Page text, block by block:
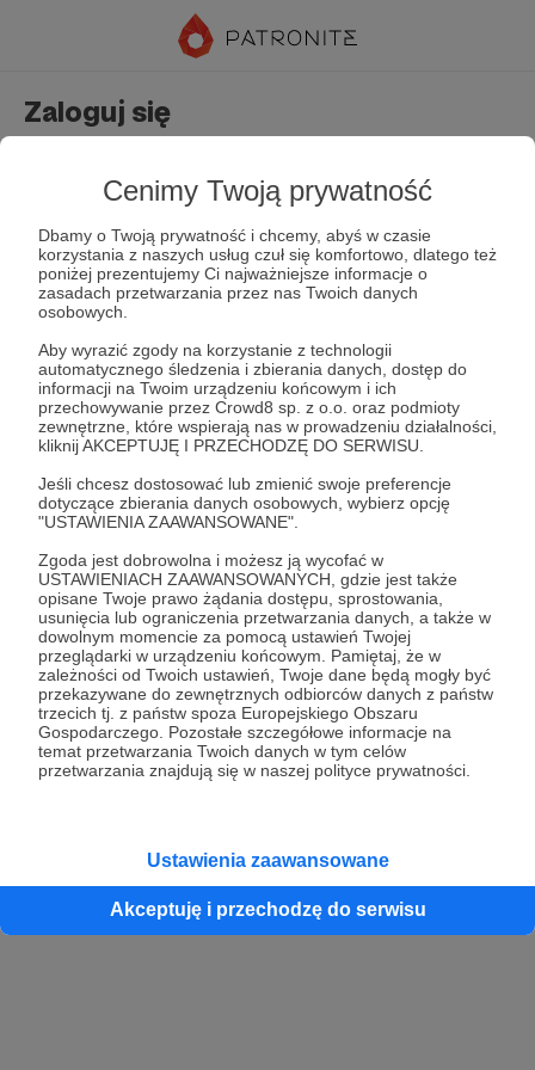
Cenimy Twoją prywatność
Dbamy o Twoją prywatność i chcemy, abyś w czasie
korzystania z naszych usług czuł się komfortowo, dlatego też
poniżej prezentujemy Ci najważniejsze informacje o
zasadach przetwarzania przez nas Twoich danych
osobowych.
Aby wyrazić zgody na korzystanie z technologii
automatycznego śledzenia i zbierania danych, dostęp do
informacji na Twoim urządzeniu końcowym i ich
przechowywanie przez Crowd8 sp. z o.o. oraz podmioty
zewnętrzne, które wspierają nas w prowadzeniu działalności,
kliknij AKCEPTUJĘ I PRZECHODZĘ DO SERWISU.
Jeśli chcesz dostosować lub zmienić swoje preferencje
dotyczące zbierania danych osobowych, wybierz opcję
"USTAWIENIA ZAAWANSOWANE".
Zgoda jest dobrowolna i możesz ją wycofać w
USTAWIENIACH ZAAWANSOWANYCH, gdzie jest także
opisane Twoje prawo żądania dostępu, sprostowania,
usunięcia lub ograniczenia przetwarzania danych, a także w
dowolnym momencie za pomocą ustawień Twojej
przeglądarki w urządzeniu końcowym. Pamiętaj, że w
zależności od Twoich ustawień, Twoje dane będą mogły być
przekazywane do zewnętrznych odbiorców danych z państw
trzecich tj. z państw spoza Europejskiego Obszaru
Gospodarczego. Pozostałe szczegółowe informacje na
temat przetwarzania Twoich danych w tym celów
przetwarzania znajdują się w naszej polityce prywatności.
Ustawienia zaawansowane
Akceptuję i przechodzę do serwisu
Zaloguj się
Zapamiętaj mnie Zapomniałeś hasła?
Zaloguj
lub
Kontynuuj z Google
Kontynuuj z Facebook
Kontynuuj z Apple
konta przez osobę niepełnoletnią” dostępny w regulaminie Patronite.pl